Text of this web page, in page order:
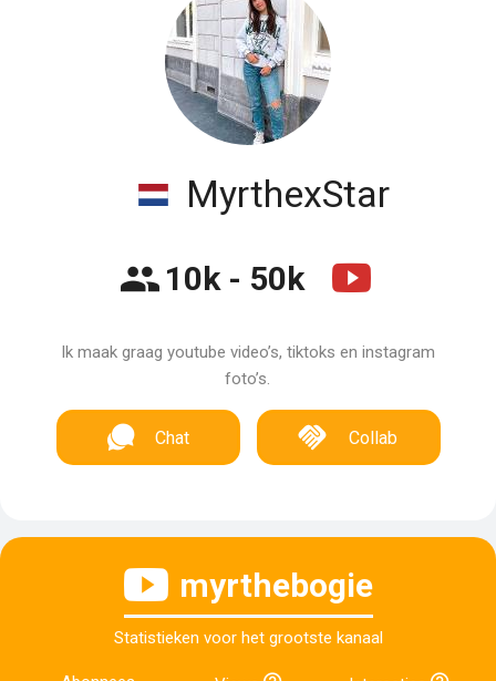
MyrthexStar
10k - 50k
Ik maak graag youtube video’s, tiktoks en instagram
foto’s.
Chat Collab
myrthebogie
Statistieken voor het grootste kanaal